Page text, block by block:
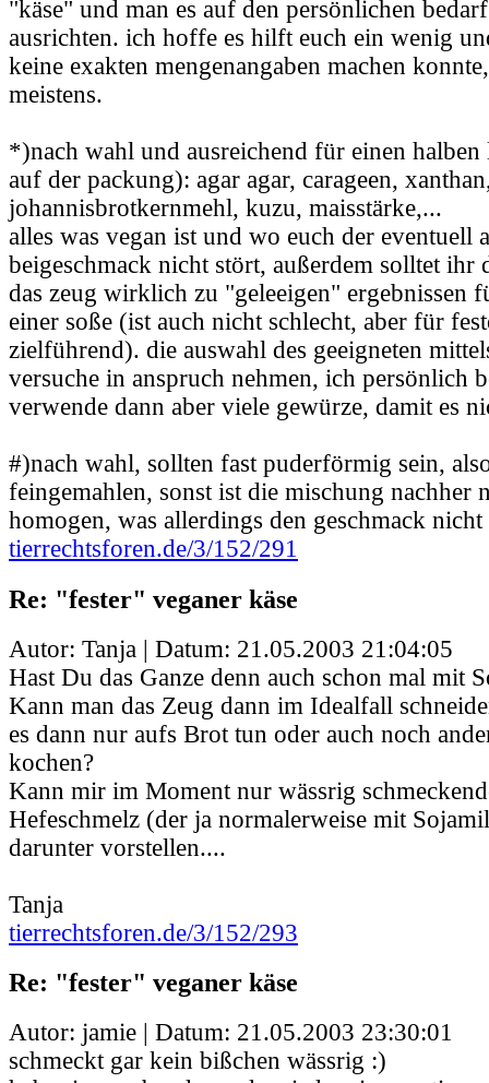
"käse" und man es auf den persönlichen
ausrichten. ich hoffe es hilft euch ein wenig
keine exakten mengenangaben machen
meistens.
*)nach wahl und ausreichend für einen
auf der packung): agar agar, carageen,
johannisbrotkernmehl, kuzu, maisstärke,...
alles was vegan ist und wo euch der eventuell
beigeschmack nicht stört, außerdem solltet ihr
das zeug wirklich zu "geleeigen" ergebnissen
einer soße (ist auch nicht schlecht, aber für
zielführend). die auswahl des geeigneten
versuche in anspruch nehmen, ich persönlich
verwende dann aber viele gewürze, damit es
#)nach wahl, sollten fast puderförmig sein,
feingemahlen, sonst ist die mischung nachher
homogen, was allerdings den geschmack
tierrechtsforen.de/3/152/291
Re: "fester" veganer käse
Autor: Tanja | Datum: 21.05.2003 21:04:05
Hast Du das Ganze denn auch schon mal mit
Kann man das Zeug dann im Idealfall
es dann nur aufs Brot tun oder auch noch
kochen?
Kann mir im Moment nur wässrig
Hefeschmelz (der ja normalerweise mit
darunter vorstellen....
Tanja
tierrechtsforen.de/3/152/293
Re: "fester" veganer käse
Autor: jamie | Datum: 21.05.2003 23:30:01
schmeckt gar kein bißchen wässrig :)